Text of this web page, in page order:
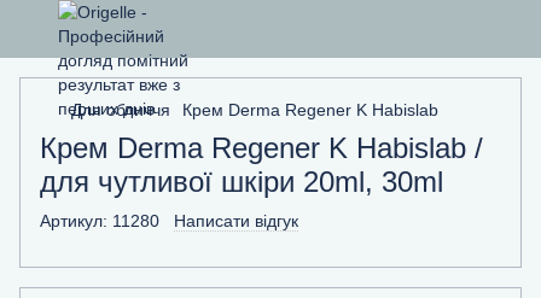
Для обличчя Крем Derma Regener K Habislab
Крем Derma Regener K Habislab /
для чутливої шкіри 20ml, 30ml
Артикул: 11280 Написати відгук